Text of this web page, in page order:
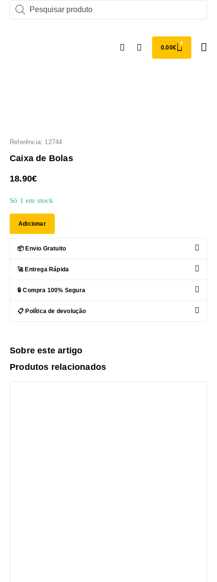
0.00€
0
Referência: 12744
Caixa de Bolas
18.90€
Só 1 em stock
Adicionar
📦 Envio Gratuito
🚀 Entrega Rápida
🔒 Compra 100% Segura
📋 Política de devolução
Sobre este artigo
Produtos relacionados